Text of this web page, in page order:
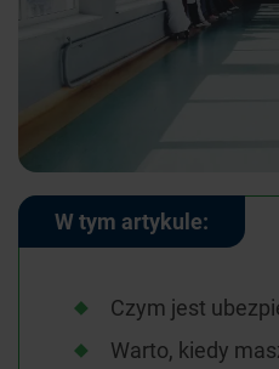
W tym artykule:
Czym jest
Warto, kiedy